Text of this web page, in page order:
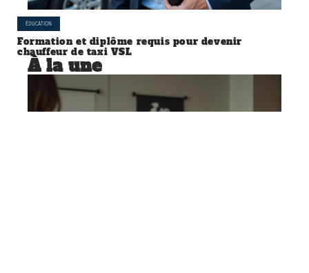
ÉDUCATION
Formation et diplôme requis pour devenir
chauffeur de taxi VSL
À la une